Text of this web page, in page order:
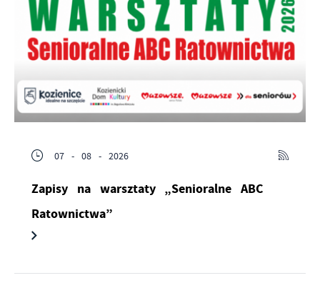
07 - 08 - 2026
Zapisy na warsztaty „Senioralne ABC
Ratownictwa”